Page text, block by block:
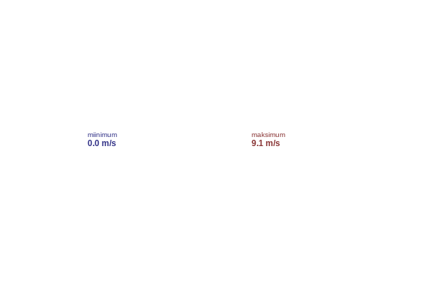
miinimum
0.0 m/s
maksimum
9.1 m/s